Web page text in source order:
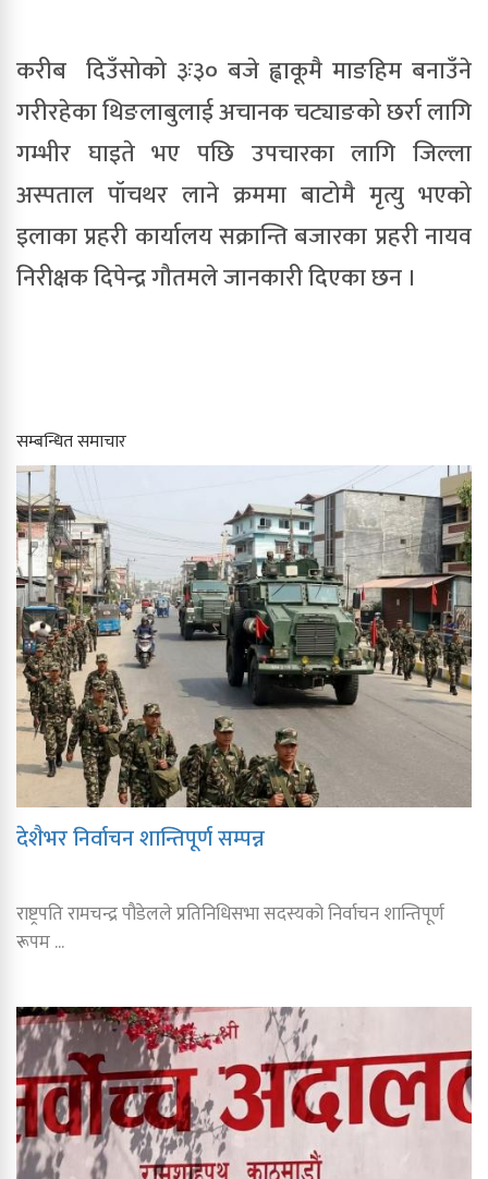
करीब  दिउँसोको ३ः३० बजे ह्वाकूमै माङहिम बनाउँने
गरीरहेका थिङलाबुलाई अचानक चट्याङको छर्रा लागि
गम्भीर घाइते भए पछि उपचारका लागि जिल्ला
अस्पताल पॉचथर लाने क्रममा बाटोमै मृत्यु भएको
इलाका प्रहरी कार्यालय सक्रान्ति बजारका प्रहरी नायव
निरीक्षक दिपेन्द्र गौतमले जानकारी दिएका छन ।
सम्बन्धित समाचार
देशैभर निर्वाचन शान्तिपूर्ण सम्पन्न
राष्ट्रपति रामचन्द्र पौडेलले प्रतिनिधिसभा सदस्यको निर्वाचन शान्तिपूर्ण
रूपम ...